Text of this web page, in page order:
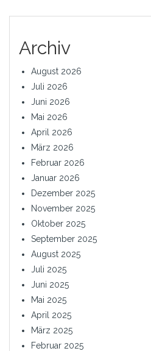
Archiv
August 2026
Juli 2026
Juni 2026
Mai 2026
April 2026
März 2026
Februar 2026
Januar 2026
Dezember 2025
November 2025
Oktober 2025
September 2025
August 2025
Juli 2025
Juni 2025
Mai 2025
April 2025
März 2025
Februar 2025